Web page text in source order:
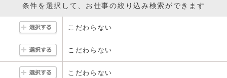
条件を選択して、お仕事の絞り込み検索ができます
こだわらない
こだわらない
こだわらない